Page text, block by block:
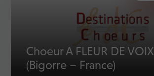
Choeur A FLEUR DE VOIX
(Bigorre – France)